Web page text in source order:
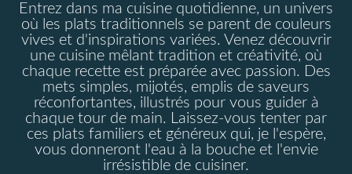
Entrez dans ma cuisine quotidienne, un univers
où les plats traditionnels se parent de couleurs
vives et d'inspirations variées. Venez découvrir
une cuisine mêlant tradition et créativité, où
chaque recette est préparée avec passion. Des
mets simples, mijotés, emplis de saveurs
réconfortantes, illustrés pour vous guider à
chaque tour de main. Laissez-vous tenter par
ces plats familiers et généreux qui, je l'espère,
vous donneront l'eau à la bouche et l'envie
irrésistible de cuisiner.